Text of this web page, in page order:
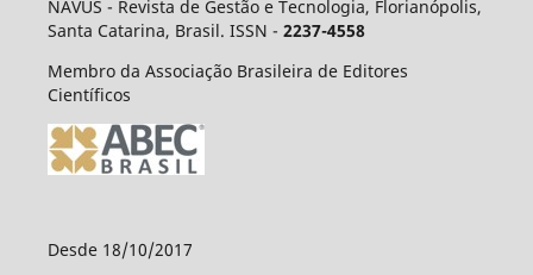
NAVUS - Revista de Gestão e Tecnologia, Florianópolis,
Santa Catarina, Brasil. ISSN - 2237-4558
Membro da Associação Brasileira de Editores
Científicos
Desde 18/10/2017